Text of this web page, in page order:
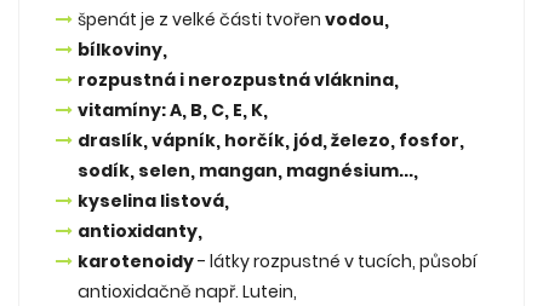
špenát je z velké části tvořenvodou,
bílkoviny,
rozpustná i nerozpustná vláknina,
vitamíny: A, B, C, E, K,
draslík, vápník, horčík, jód, železo, fosfor,
sodík, selen, mangan, magnésium...,
kyselina listová,
antioxidanty,
karotenoidy- látky rozpustné v tucích, působí
antioxidačně např. Lutein,